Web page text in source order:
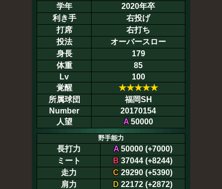
学年
2020年卒
利き手
右投げ
打席
右打ち
投法
オーバースロー
身長
179
体重
85
Lv
100
覚醒
★★★★★
所属球団
福岡SH
Number
20170154
人望
A50000
野手能力
長打力 A50000 (+7000)
ミート
B 37044 (+8244)
走力
C 29290 (+5390)
肩力
D 22172 (+2872)